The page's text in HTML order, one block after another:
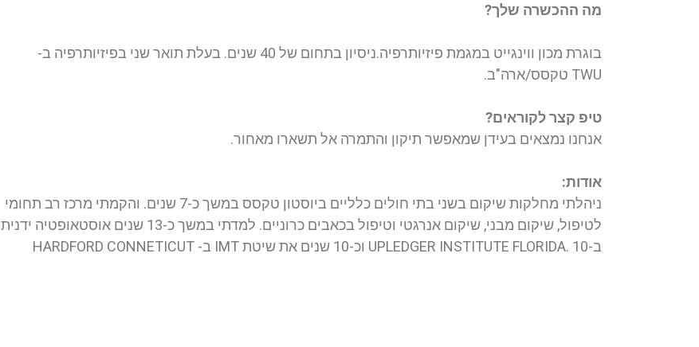
מה ההכשרה שלך?
בוגרת מכון ווינגייט במגמת פיזיותרפיה.ניסיון בתחום של 40 שנים. בעלת תואר שני בפיזיותרפיה ב-
TWU טקסס/ארה"ב.
טיפ קצר לקוראים?
אנחנו נמצאים בעידן שמאפשר תיקון והתמרה אל תשארו מאחור.
אודות:
ניהלתי מחלקות שיקום בשני בתי חולים כלליים ביוסטון טקסס במשך כ-7 שנים. והקמתי מרכז רב תחומי
לטיפול, שיקום מבני, שיקום אנרגטי וטיפול בכאבים כרוניים. למדתי במשך כ-13 שנים אוסטאופטיה ידנית
ב-UPLEDGER INSTITUTE FLORIDA. 10 וכ-10 שנים את שיטת IMT ב- HARDFORD CONNETICUT